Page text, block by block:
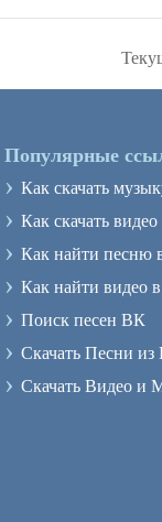
Популярные
› Как скачать
› Как скачать
› Как найти песню
› Как найти видео
› Поиск песен ВК
› Скачать Песни
› Скачать Видео и